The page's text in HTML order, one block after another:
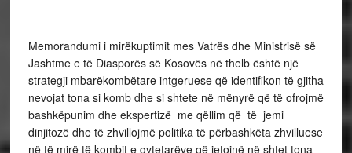
Memorandumi i mirëkuptimit mes Vatrës dhe Ministrisë së
Jashtme e të Diasporës së Kosovës në thelb është një
strategji mbarëkombëtare intgeruese që identifikon të gjitha
nevojat tona si komb dhe si shtete në mënyrë që të ofrojmë
bashkëpunim dhe ekspertizë me qëllim që të jemi
dinjitozë dhe të zhvillojmë politika të përbashkëta zhvilluese
në të mirë të kombit e qytetarëve që jetojnë në shtet tona